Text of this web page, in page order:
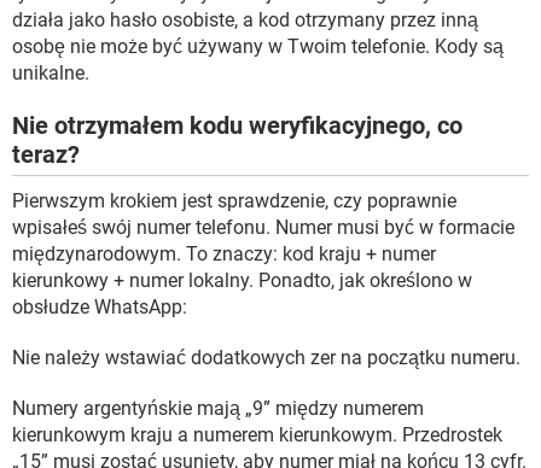
działa jako hasło osobiste, a kod otrzymany przez inną
osobę nie może być używany w Twoim telefonie. Kody są
unikalne.
Nie otrzymałem kodu weryfikacyjnego, co
teraz?
Pierwszym krokiem jest sprawdzenie, czy poprawnie
wpisałeś swój numer telefonu. Numer musi być w formacie
międzynarodowym. To znaczy: kod kraju + numer
kierunkowy + numer lokalny. Ponadto, jak określono w
obsłudze WhatsApp:
Nie należy wstawiać dodatkowych zer na początku numeru.
Numery argentyńskie mają „9” między numerem
kierunkowym kraju a numerem kierunkowym. Przedrostek
„15” musi zostać usunięty, aby numer miał na końcu 13 cyfr.